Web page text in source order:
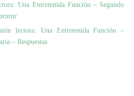
Una Entretenida Función – Segundo
lectora: Una Entretenida Función –
– Respuestas